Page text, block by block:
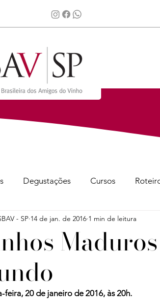
Degustações Cursos
Viagens Dicas de
Vinhos e Viagens
- SP 14 de jan. de 2016 1 min de leitura
feira, 20 de janeiro de 2016, às 20h.